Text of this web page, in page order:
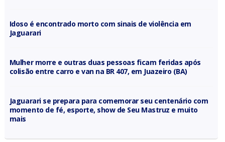
Idoso é encontrado morto com sinais de violência em
Jaguarari
Mulher morre e outras duas pessoas ficam feridas após
colisão entre carro e van na BR 407, em Juazeiro (BA)
Jaguarari se prepara para comemorar seu centenário com
momento de fé, esporte, show de Seu Mastruz e muito
mais